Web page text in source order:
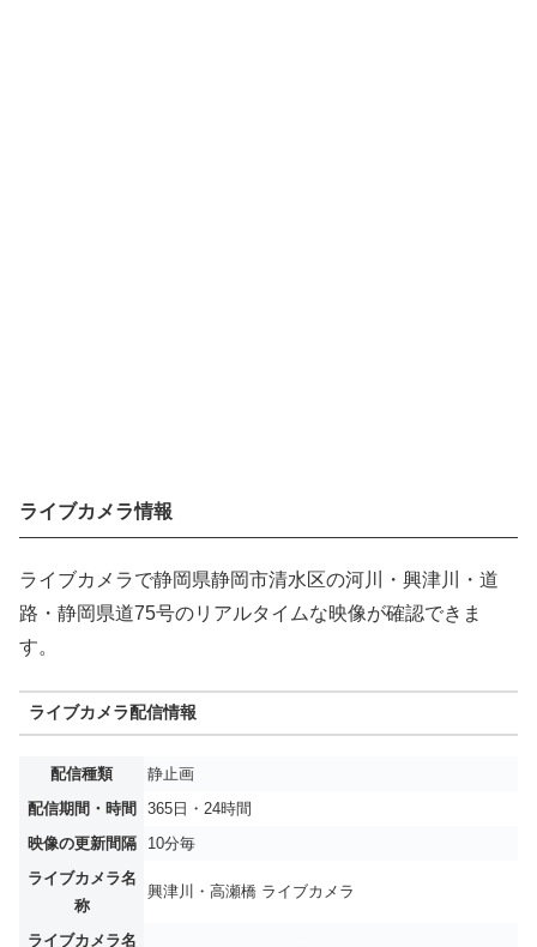
ライブカメラ情報
ライブカメラで静岡県静岡市清水区の河川・興津川・道
路・静岡県道75号のリアルタイムな映像が確認できま
す。
ライブカメラ配信情報
配信種類
静止画
配信期間・時間
365日・24時間
映像の更新間隔
10分毎
ライブカメラ名
称
興津川・高瀬橋 ライブカメラ
ライブカメラ名